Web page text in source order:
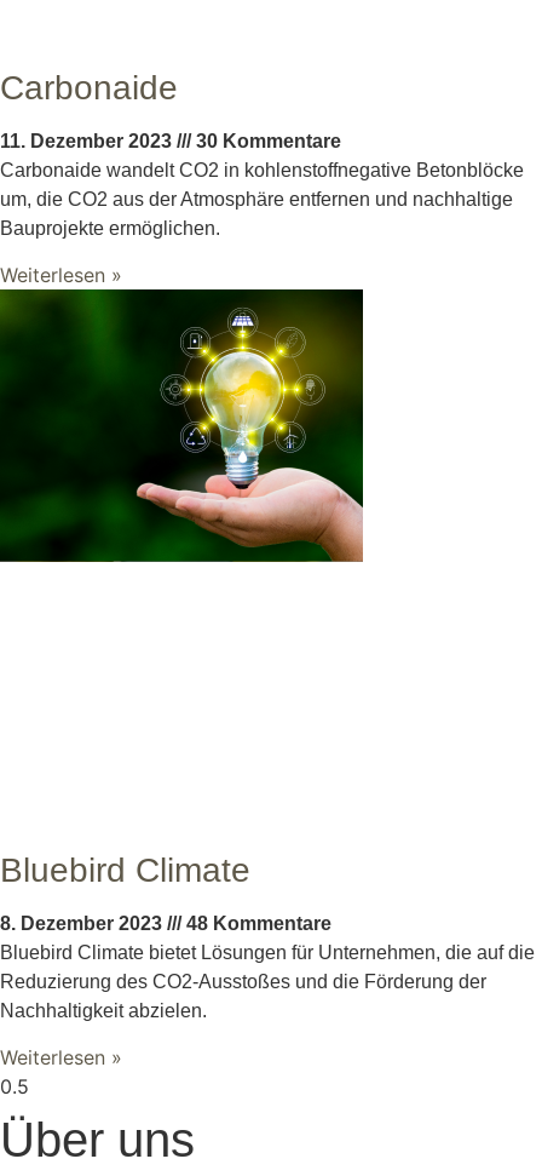
Carbonaide
11. Dezember 2023
30 Kommentare
Carbonaide wandelt CO2 in kohlenstoffnegative Betonblöcke
um, die CO2 aus der Atmosphäre entfernen und nachhaltige
Bauprojekte ermöglichen.
Weiterlesen »
Bluebird Climate
8. Dezember 2023
48 Kommentare
Bluebird Climate bietet Lösungen für Unternehmen, die auf die
Reduzierung des CO2-Ausstoßes und die Förderung der
Nachhaltigkeit abzielen.
Weiterlesen »
Über uns